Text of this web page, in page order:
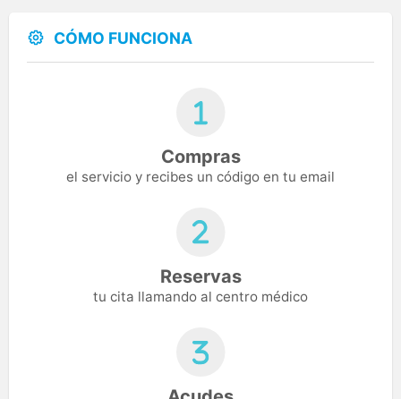
CÓMO FUNCIONA
Compras
el servicio y recibes un código en tu email
Reservas
tu cita llamando al centro médico